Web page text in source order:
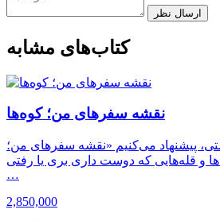
ارسال نظر
کتاب‌های مشابه
نقشه سفرهای من؛ کوه‌ها
پیشنهاد می‌کنیم «نقشه سفرهای من؛
و قله‌هایی که دوست داری بری یا رفتی
…
2,850,000